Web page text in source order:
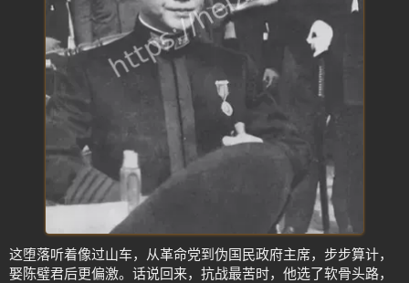
这堕落听着像过山车，从革命党到伪国民政府主席，步步算计，
娶陈璧君后更偏激。话说回来，抗战最苦时，他选了软骨头路，